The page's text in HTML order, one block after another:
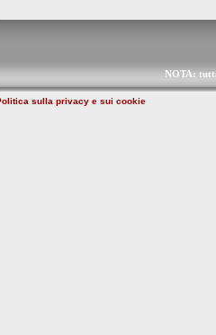
NOTA:
sulla privacy e sui cookie